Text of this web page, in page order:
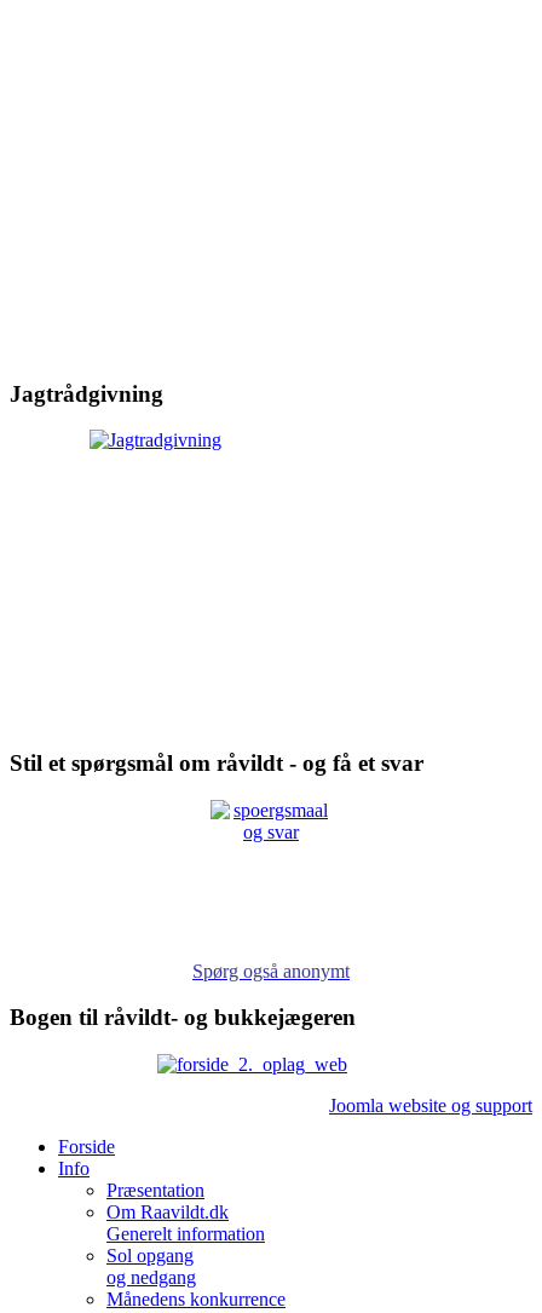
Jagtrådgivning
Stil et spørgsmål om råvildt - og få et svar
Spørg også anonymt
Bogen til råvildt- og bukkejægeren
Joomla website og support
Forside
Info
Præsentation
Om Raavildt.dk
Generelt information
Sol opgang
og nedgang
Månedens konkurrence